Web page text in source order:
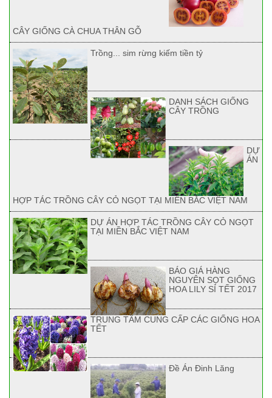
CÂY GIỐNG CÀ CHUA THÂN GỖ
Trồng... sim rừng kiếm tiền tỷ
DANH SÁCH GIỐNG
CÂY TRỒNG
DỰ
ÁN
HỢP TÁC TRỒNG CÂY CỎ NGỌT TẠI MIỀN BẮC VIỆT NAM
DỰ ÁN HỢP TÁC TRỒNG CÂY CỎ NGỌT
TẠI MIỀN BẮC VIỆT NAM
BÁO GIÁ HÀNG
NGUYÊN SỌT GIỐNG
HOA LILY SỈ TẾT 2017
TRUNG TÂM CUNG CẤP CÁC GIỐNG HOA
TẾT
Đề Án Đinh Lăng